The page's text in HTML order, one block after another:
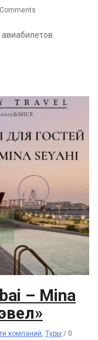
– Mina
компаний Туры / 0